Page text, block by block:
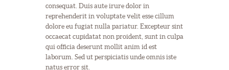
consequat. Duis aute irure dolor in
reprehenderit in voluptate velit esse cillum
dolore eu fugiat nulla pariatur. Excepteur sint
occaecat cupidatat non proident, sunt in culpa
qui officia deserunt mollit anim id est
laborum. Sed ut perspiciatis unde omnis iste
natus error sit.